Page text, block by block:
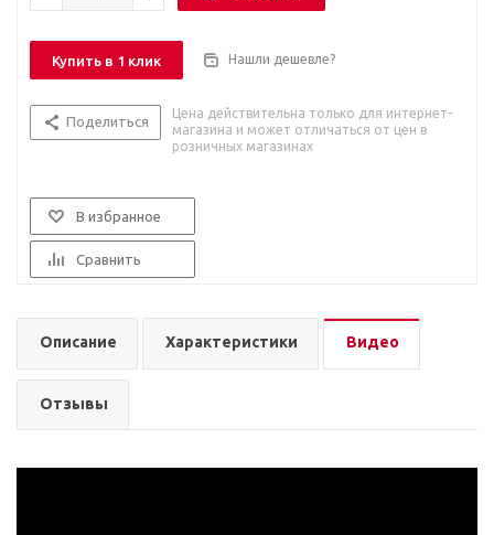
Купить в 1 клик Нашли дешевле?
Поделиться
Цена действительна только для интернет-
магазина и может отличаться от цен в
розничных магазинах
В избранное
Сравнить
Описание Характеристики Видео
Отзывы